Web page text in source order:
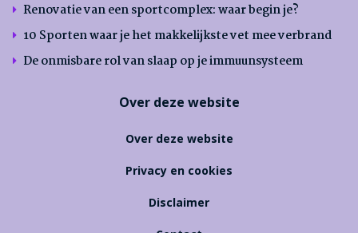
Renovatie van een sportcomplex: waar begin je?
10 Sporten waar je het makkelijkste vet mee verbrand
De onmisbare rol van slaap op je immuunsysteem
Over deze website
Over deze website
Privacy en cookies
Disclaimer